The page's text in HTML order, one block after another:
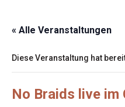
« Alle Veranstaltungen
Diese Veranstaltung hat
No Braids live im